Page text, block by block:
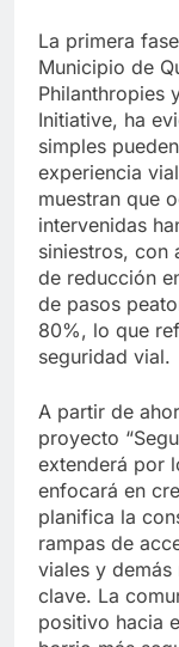
La primera
Municipio de
Philanthropies
Initiative, ha
simples
experiencia
muestran que
intervenidas
siniestros, con
de reducción
de pasos
80%, lo que
seguridad vial.
A partir de
proyecto
extenderá por
enfocará en
planifica la
rampas de
viales y demás
clave. La
positivo hacia